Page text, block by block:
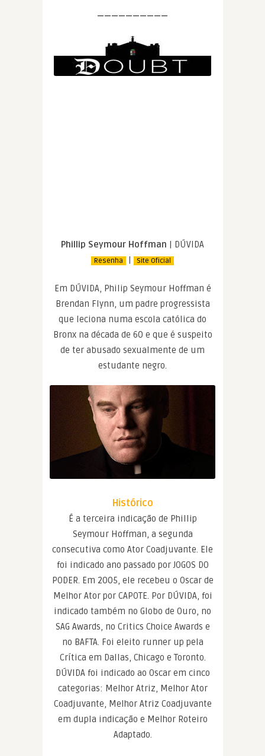
——————————
Phillip Seymour Hoffman | DÚVIDA
Resenha Site Oficial
Em DÚVIDA, Philip Seymour Hoffman é
Brendan Flynn, um padre progressista
que leciona numa escola católica do
Bronx na década de 60 e que é suspeito
de ter abusado sexualmente de um
estudante negro.
Histórico
É a terceira indicação de Phillip
Seymour Hoffman, a segunda
consecutiva como Ator Coadjuvante. Ele
foi indicado ano passado por JOGOS DO
PODER. Em 2005, ele recebeu o Oscar de
Melhor Ator por CAPOTE. Por DÚVIDA, foi
indicado também no Globo de Ouro, no
SAG Awards, no Critics Choice Awards e
no BAFTA. Foi eleito runner up pela
Crítica em Dallas, Chicago e Toronto.
DÚVIDA foi indicado ao Oscar em cinco
categorias: Melhor Atriz, Melhor Ator
Coadjuvante, Melhor Atriz Coadjuvante
em dupla indicação e Melhor Roteiro
Adaptado.